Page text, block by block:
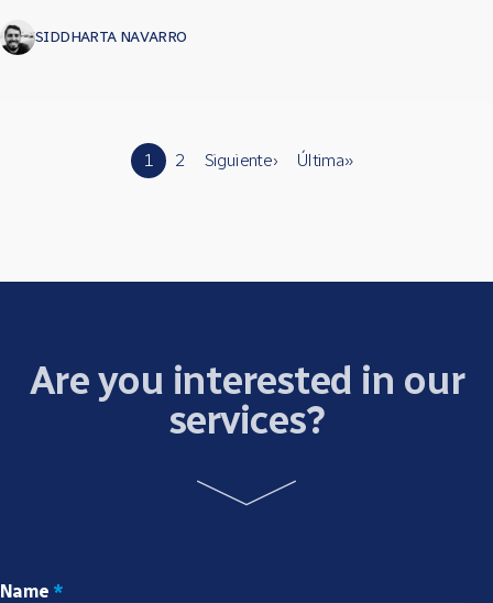
SIDDHARTA NAVARRO
1 2 Siguiente › Última »
Are you interested in our
services?
Name *